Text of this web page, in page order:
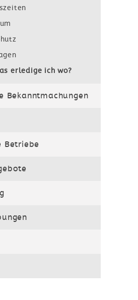
erledige ich wo?
Bekanntmachungen
Betriebe